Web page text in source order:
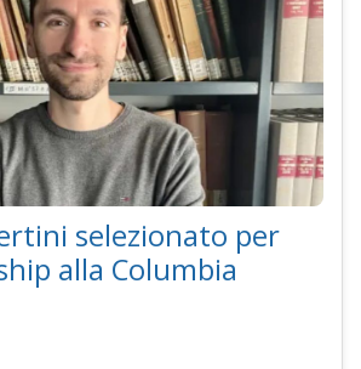
selezionato per
alla Columbia